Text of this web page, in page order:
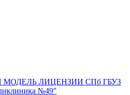
МОДЕЛЬ ЛИЦЕНЗИИ СПб ГБУЗ
№49"